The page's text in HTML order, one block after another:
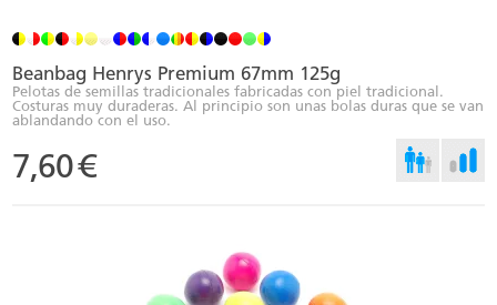
Beanbag Henrys Premium 67mm 125g
Pelotas de semillas tradicionales fabricadas con piel tradicional.
Costuras muy duraderas. Al principio son unas bolas duras que se van
ablandando con el uso.
7,60€